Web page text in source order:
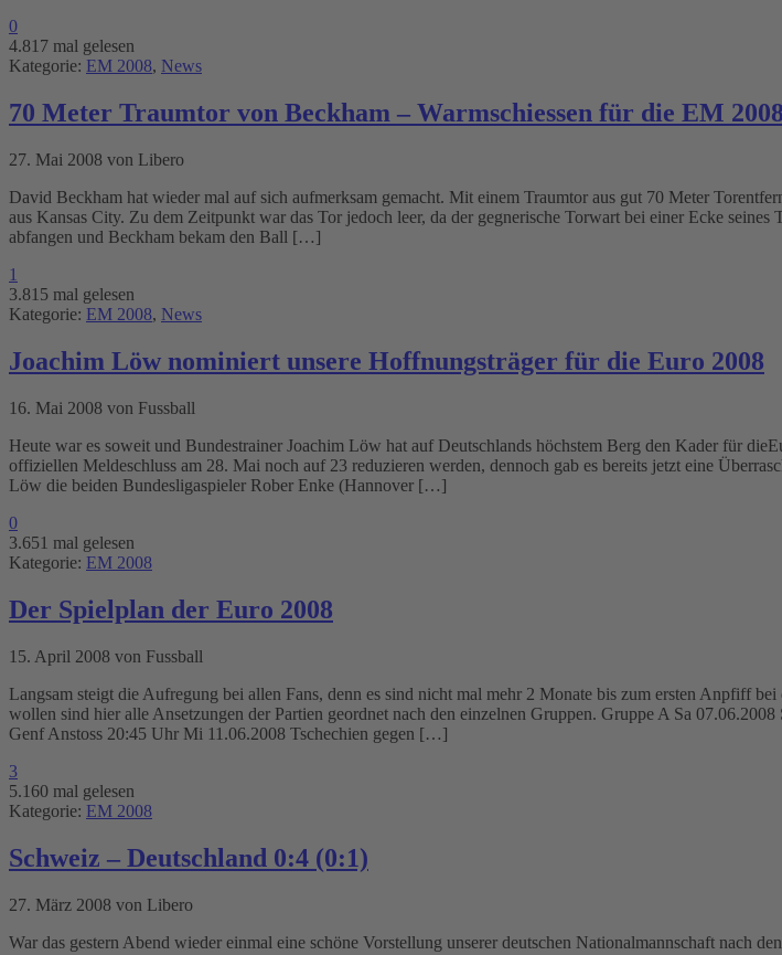
0
4.817 mal gelesen
Kategorie: EM 2008, News
70 Meter Traumtor von Beckham – Warmschiessen für die EM 2008
27. Mai 2008 von Libero
David Beckham hat wieder mal auf sich aufmerksam gemacht. Mit einem Traumtor aus gut 70 Meter
aus Kansas City. Zu dem Zeitpunkt war das Tor jedoch leer, da der gegnerische Torwart bei einer Ecke
abfangen und Beckham bekam den Ball […]
1
3.815 mal gelesen
Kategorie: EM 2008, News
Joachim Löw nominiert unsere Hoffnungsträger für die Euro 2008
16. Mai 2008 von Fussball
Heute war es soweit und Bundestrainer Joachim Löw hat auf Deutschlands höchstem Berg den Kader für
offiziellen Meldeschluss am 28. Mai noch auf 23 reduzieren werden, dennoch gab es bereits jetzt eine
Löw die beiden Bundesligaspieler Rober Enke (Hannover […]
0
3.651 mal gelesen
Kategorie: EM 2008
Der Spielplan der Euro 2008
15. April 2008 von Fussball
Langsam steigt die Aufregung bei allen Fans, denn es sind nicht mal mehr 2 Monate bis zum ersten Anpfiff
wollen sind hier alle Ansetzungen der Partien geordnet nach den einzelnen Gruppen. Gruppe A Sa
Genf Anstoss 20:45 Uhr Mi 11.06.2008 Tschechien gegen […]
3
5.160 mal gelesen
Kategorie: EM 2008
Schweiz – Deutschland 0:4 (0:1)
27. März 2008 von Libero
War das gestern Abend wieder einmal eine schöne Vorstellung unserer deutschen Nationalmannschaft nach